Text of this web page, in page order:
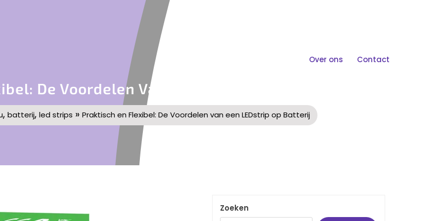
Over ons Contact
De Voordelen Van Een LEDstrip Op Batterij
, batterij, led strips » Praktisch en Flexibel: De Voordelen van een LEDstrip op Batterij
Zoeken